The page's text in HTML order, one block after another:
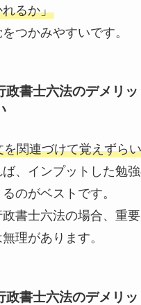
るか」
つかみやすいです。
政書士六法のデメリ
を関連づけて覚えずら
、インプットした勉
のがベストです。
書士六法の場合、重
理があります。
政書士六法のデメリ